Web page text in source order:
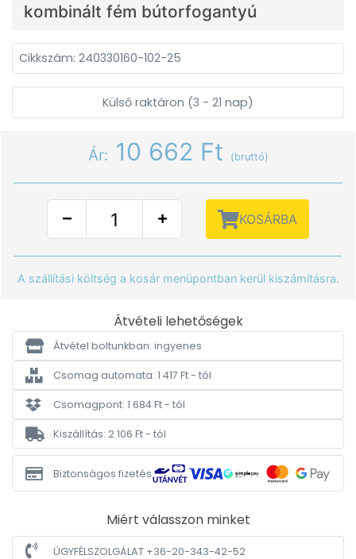
kombinált fém bútorfogantyú
Cikkszám: 240330160-102-25
Külső raktáron (3 - 21 nap)
Ár: 10 662 Ft (bruttó)
KOSÁRBA
A szállítási költség a kosár menüpontban kerül kiszámításra.
Átvételi lehetőségek
Átvétel boltunkban: ingyenes
Csomag automata: 1 417 Ft - tól
Csomagpont: 1 684 Ft - tól
Kiszállítás: 2 106 Ft - tól
Biztonságos fizetés
Miért válasszon minket
ÜGYFÉLSZOLGÁLAT +36-20-343-42-52